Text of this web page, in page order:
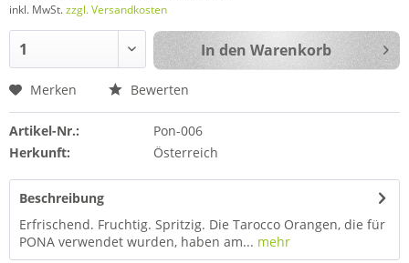
inkl. MwSt.zzgl. Versandkosten
In den Warenkorb
Merken Bewerten
Artikel-Nr.:
Pon-006
Herkunft:
Österreich
Beschreibung
Erfrischend. Fruchtig. Spritzig. Die Tarocco Orangen, die für
PONA verwendet wurden, haben am... mehr